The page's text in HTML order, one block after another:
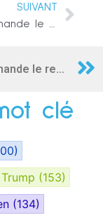
SUIVANT
Pfizer demande le rejet de l’action en justice relative aux essais cliniques du vaccin contre le COVID-19, en invoquant l’accord sur les « prototypes »
Pfizer demande le rejet de l’action en justice relative aux essais cliniques du vaccin contre le COVID-19, en invoquant l’accord sur les « prototypes »
clé
(153)
(134)